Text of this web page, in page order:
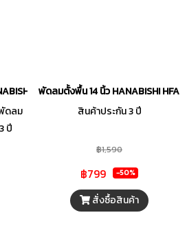
HFA-316D คละสี
ดลม
ปี
พัดลมตั้งพื้น 14 นิ้ว HANABISHI HFA-
สินค้าประกัน 3 ปี
฿1,590
฿799 -50%
สั่งซื้อสินค้า